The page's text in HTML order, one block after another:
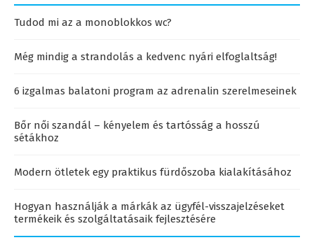
Tudod mi az a monoblokkos wc?
Még mindig a strandolás a kedvenc nyári elfoglaltság!
6 izgalmas balatoni program az adrenalin szerelmeseinek
Bőr női szandál – kényelem és tartósság a hosszú
sétákhoz
Modern ötletek egy praktikus fürdőszoba kialakításához
Hogyan használják a márkák az ügyfél-visszajelzéseket
termékeik és szolgáltatásaik fejlesztésére